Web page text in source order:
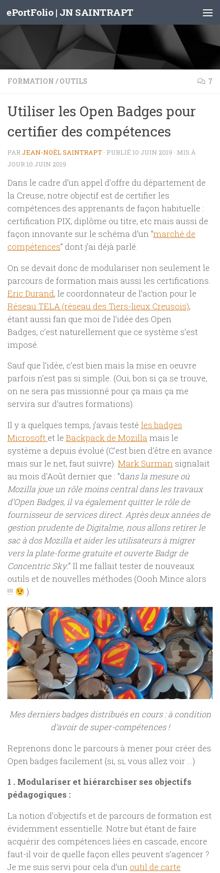
Skip to content
ePortFolio | JN SAINTRAPT
FORMATION / OUTILS 7
Utiliser les Open Badges pour
certifier des compétences
PARJEAN-NOËL SAINTRAPT · PUBLIÉ 10 JUIN 2019 · MIS À
JOUR10 JUIN 2019
Dans le cadre d’un appel d’offre du département de
la Creuse, notre objectif est de certifier les
compétences des apprenants de façon habituelle :
certification PIX, diplôme ou titre, etc mais aussi de
façon innovante sur le schéma d’un “marché de
compétences” dont j’ai déjà parlé.
On se devait donc de modulariser non seulement le
parcours de formation mais aussi les certifications.
Eric Durand, le coordonnateur de l’action pour le
Réseau TELA (réseau des Tiers-lieux Creusois),
étant aussi fan que moi de l’idée des Open
Badges, c’est naturellement que ce système s’est
imposé.
Sauf que l’idée, c’est bien mais la mise en oeuvre
parfois n’est pas si simple. (Oui, bon si ça se trouve,
on ne sera pas missionné pour ça mais ça me
servira sur d’autres formations).
Il y a quelques temps, j’avais testé les badges
Microsoft et le Backpack de Mozilla mais le
système a depuis évolué (C’est bien d’être en avance
mais sur le net, faut suivre). Mark Surman signalait
au mois d’Août dernier que : “dans la mesure où
Mozilla joue un rôle moins central dans les travaux
d’Open Badges, il va également quitter le rôle de
fournisseur de services direct. Après deux années de
gestion prudente de Digitalme, nous allons retirer le
sac à dos Mozilla et aider les utilisateurs à migrer
vers la plate-forme gratuite et ouverte Badgr de
Concentric Sky.” Il me fallait tester de nouveaux
outils et de nouvelles méthodes (Oooh Mince alors
!!!
).
Mes derniers badges distribués en cours : à condition
d’avoir de super-compétences !
Reprenons donc le parcours à mener pour créer des
Open badges facilement (si, si, vous allez voir …)
1 . Modulariser et hiérarchiser ses objectifs
pédagogiques :
La notion d’objectifs et de parcours de formation est
évidemment essentielle. Notre but étant de faire
acquérir des compétences liées en cascade, encore
faut-il voir de quelle façon elles peuvent s’agencer ?
Je me suis servi pour cela d’un outil de carte